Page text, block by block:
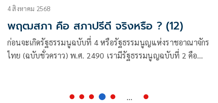
4 สิงหาคม 2568
พฤฒสภา คือ สภาปรีดี จริงหรือ ? (12)
ก่อนจะเกิดรัฐธรรมนูฉบับที่ 4 หรือรัฐธรรมนูญแห่งราชอาณาจักร
ไทย (ฉบับชั่วคราว) พ.ศ. 2490 เรามีรัฐธรรมนูญฉบับที่ 2 คือ
...